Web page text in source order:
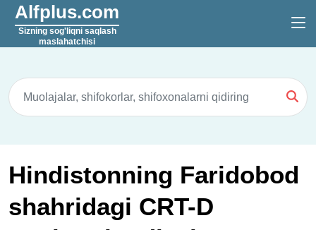
Alfplus.com
Sizning sog'liqni saqlash
maslahatchisi
Hindistonning Faridobod
shahridagi CRT-D